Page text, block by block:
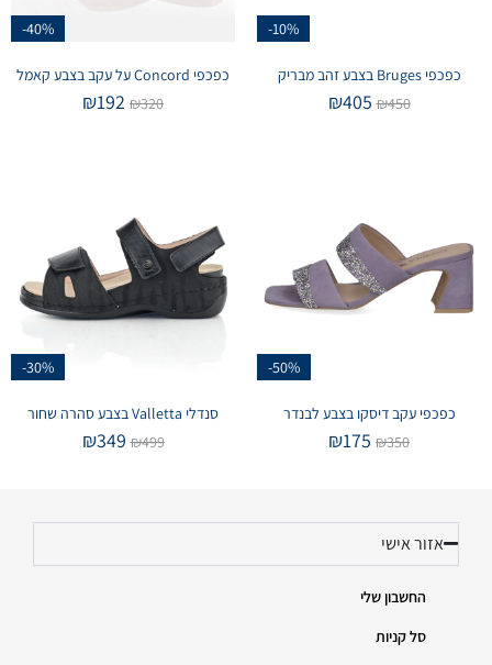
-10%
כפכפי Bruges בצבע זהב מבריק
₪450
₪405
-40%
כפכפי Concord על עקב בצבע קאמל
₪320
₪192
-50%
כפכפי עקב דיסקו בצבע לבנדר
₪350
₪175
-30%
סנדלי Valletta בצבע סהרה שחור
₪499
₪349
אזור אישי
החשבון שלי
סל קניות